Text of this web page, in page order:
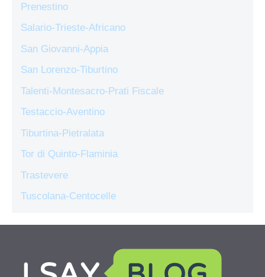
Prenestino
Salario-Trieste-Africano
San Giovanni-Appia
San Lorenzo-Tiburtino
Talenti-Montesacro-Prati Fiscale
Testaccio-Aventino
Tiburtina-Pietralata
Tor di Quinto-Flaminia
Trastevere
Tuscolana-Centocelle